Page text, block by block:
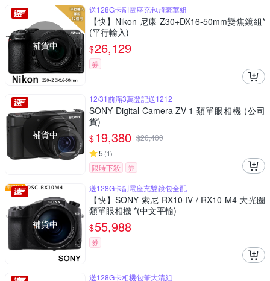
補貨中
送128G卡副電座充包超豪華組
【快】Nikon 尼康 Z30+DX16-50mm變焦鏡組*
(平行輸入)
$26,129
券
補貨中
12/31前滿3萬登記送1212
SONY Digital Camera ZV-1 類單眼相機 (公司
貨)
$19,380 $20,400
5 (1)
限時下殺 券
補貨中
送128G卡副電座充雙鏡包全配
【快】SONY 索尼 RX10 IV / RX10 M4 大光圈
類單眼相機 *(中文平輸)
$55,988
券
送128G卡相機包筆大清組